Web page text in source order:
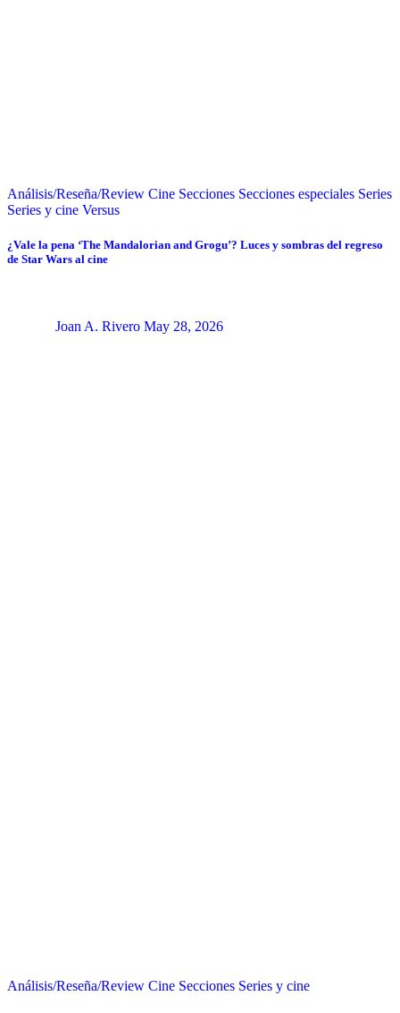
Análisis/Reseña/Review Cine Secciones Secciones especiales Series
Series y cine Versus
¿Vale la pena ‘The Mandalorian and Grogu’? Luces y sombras del regreso
de Star Wars al cine
Joan A. Rivero May 28, 2026
Análisis/Reseña/Review Cine Secciones Series y cine